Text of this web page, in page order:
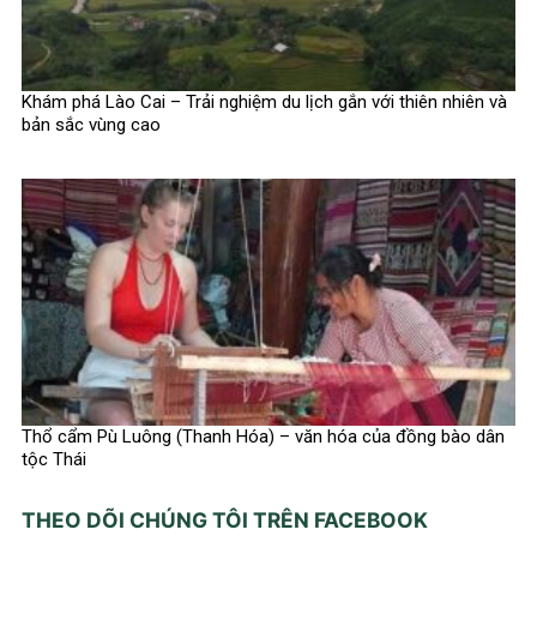
Khám phá Lào Cai – Trải nghiệm du lịch gắn với thiên nhiên và
bản sắc vùng cao
Thổ cẩm Pù Luông (Thanh Hóa) – văn hóa của đồng bào dân
tộc Thái
THEO DÕI CHÚNG TÔI TRÊN FACEBOOK